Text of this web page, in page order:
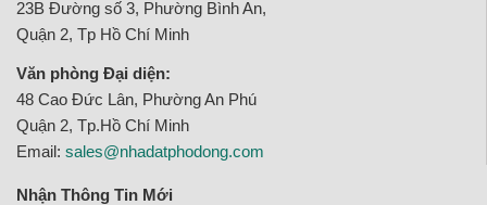
23B Đường số 3, Phường Bình An,
Quận 2, Tp Hồ Chí Minh
Văn phòng Đại diện:
48 Cao Đức Lân, Phường An Phú
Quận 2, Tp.Hồ Chí Minh
Email: sales@nhadatphodong.com
Nhận Thông Tin Mới